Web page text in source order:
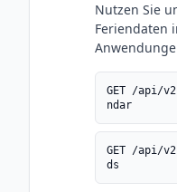
Nutzen Sie
Feriendaten
GET /api/
ndar
GET /api/
ds